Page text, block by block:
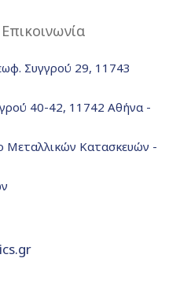
Συγγρού 29, 11743
40-42, 11742 Αθήνα -
Μεταλλικών Κατασκευών -